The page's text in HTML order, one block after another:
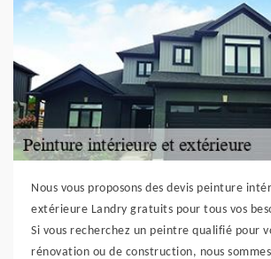
Nous vous proposons des devis peinture
extérieure Landry gratuits pour tous vos
Si vous recherchez un peintre qualifié pour
rénovation ou de construction, nous